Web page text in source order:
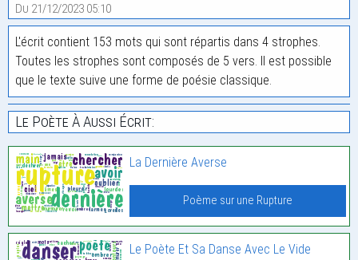
Du 21/12/2023 05:10
L'écrit contient 153 mots qui sont répartis dans 4 strophes.
Toutes les strophes sont composés de 5 vers. Il est possible
que le texte suive une forme de poésie classique.
Le Poète À Aussi Écrit:
La Dernière Averse
Poème sur une Rupture
Le Poète Et Sa Danse Avec Le Vide